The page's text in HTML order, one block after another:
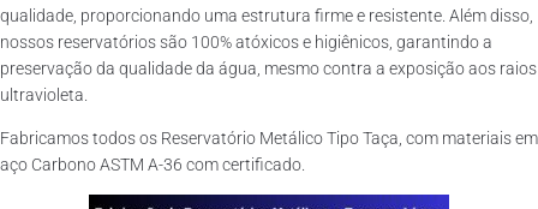
qualidade, proporcionando uma estrutura firme e resistente. Além disso,
nossos reservatórios são 100% atóxicos e higiênicos, garantindo a
preservação da qualidade da água, mesmo contra a exposição aos raios
ultravioleta.
Fabricamos todos os Reservatório Metálico Tipo Taça, com materiais em
aço Carbono ASTM A-36 com certificado.